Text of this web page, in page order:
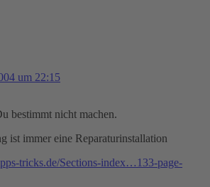
um 22:15
bestimmt nicht machen.
ist immer eine Reparaturinstallation
tricks.de/Sections-index…133-page-